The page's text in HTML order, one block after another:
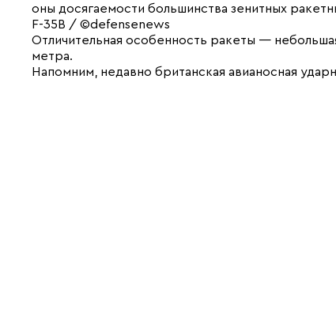
оны досягаемости большинства зенитных
F-35B / ©defensenews
Отличительная особенность ракеты —
метра.
Напомним, недавно британская авианосная